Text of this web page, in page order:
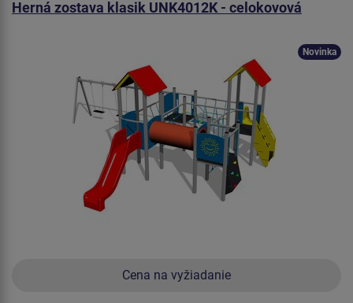
Herná zostava klasik UNK4012K - celokovová
Cena na vyžiadanie
Novinka